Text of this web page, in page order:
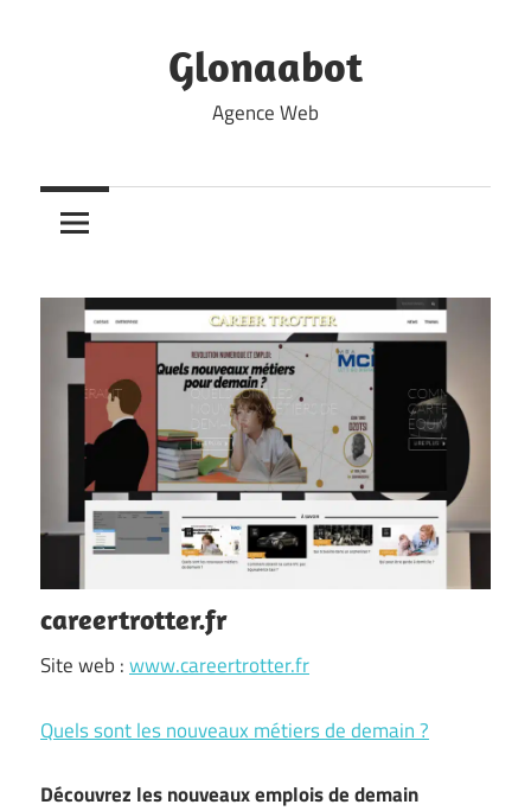
Glonaabot
Agence Web
careertrotter.fr
Site web :www.careertrotter.fr
Quels sont les nouveaux métiers de demain ?
Découvrez les nouveauxemplois de demain